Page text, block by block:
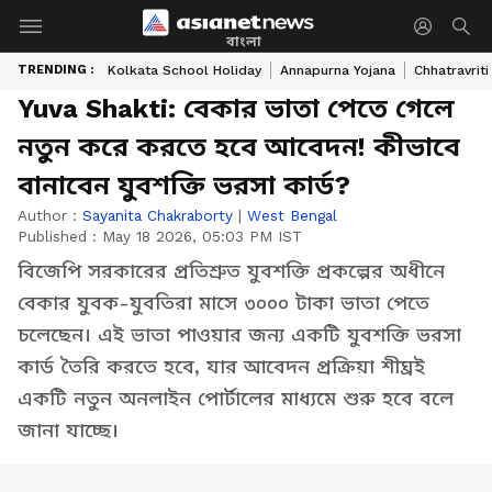
বাংলা
TRENDING : Kolkata School Holiday Annapurna Yojana Chhatravriti
Yuva Shakti: বেকার ভাতা পেতে গেলে
নতুন করে করতে হবে আবেদন! কীভাবে
বানাবেন যুবশক্তি ভরসা কার্ড?
Author : Sayanita Chakraborty | West Bengal
Published : May 18 2026, 05:03 PM IST
বিজেপি সরকারের প্রতিশ্রুত যুবশক্তি প্রকল্পের অধীনে
বেকার যুবক-যুবতিরা মাসে ৩০০০ টাকা ভাতা পেতে
চলেছেন। এই ভাতা পাওয়ার জন্য একটি যুবশক্তি ভরসা
কার্ড তৈরি করতে হবে, যার আবেদন প্রক্রিয়া শীঘ্রই
একটি নতুন অনলাইন পোর্টালের মাধ্যমে শুরু হবে বলে
জানা যাচ্ছে।